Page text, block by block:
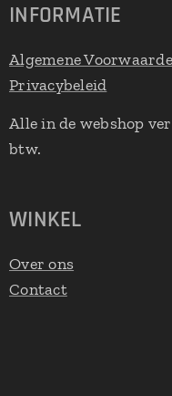
INFORMATIE
Algemene
Privacybeleid
Alle in de webshop
btw.
WINKEL
Over ons
Contact